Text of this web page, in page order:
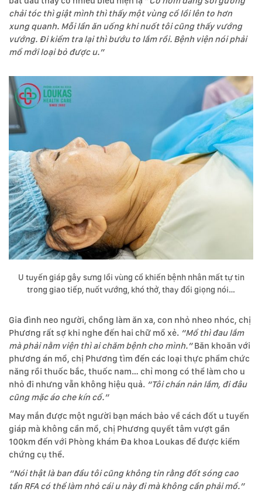
chải tóc thì giật mình thì thấy một vùng cổ lồi lên to hơn
xung quanh. Mỗi lần ăn uống khi nuốt tôi cũng thấy vướng
vướng. Đi kiểm tra lại thì bướu to lắm rồi. Bệnh viện nói phải
mổ mới loại bỏ được u.”
U tuyến giáp gây sưng lồi vùng cổ khiến bệnh nhân mất tự tin
trong giao tiếp, nuốt vướng, khó thở, thay đổi giọng nói…
Gia đình neo người, chồng làm ăn xa, con nhỏ nheo nhóc, chị
Phương rất sợ khi nghe đến hai chữ mổ xẻ. “Mổ thì đau lắm
mà phải nằm viện thì ai chăm bệnh cho mình.”Băn khoăn với
phương án mổ, chị Phương tìm đến các loại thực phẩm chức
năng rồi thuốc bắc, thuốc nam… chỉ mong có thể làm cho u
nhỏ đi nhưng vẫn không hiệu quả. “Tôi chán nản lắm, đi đâu
cũng mặc áo che kín cổ.”
May mắn được một người bạn mách bảo về cách đốt u tuyến
giáp mà không cần mổ, chị Phương quyết tâm vượt gần
100km đến với Phòng khám Đa khoa Loukas để được kiểm
chứng cụ thể.
“Nói thật là ban đầu tôi cũng không tin rằng đốt sóng cao
tần RFA có thể làm nhỏ cái u này đi mà không cần phải mổ.”